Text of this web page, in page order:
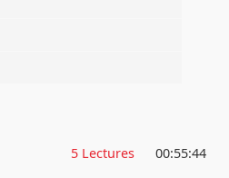
5 Lectures 00:55:44